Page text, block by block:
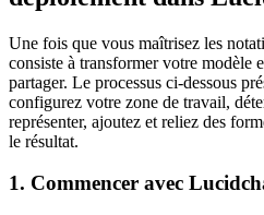
Une fois que vous maîtrisez les
consiste à transformer votre modèle
partager. Le processus ci-dessous
configurez votre zone de travail,
représenter, ajoutez et reliez des
le résultat.
1. Commencer avec